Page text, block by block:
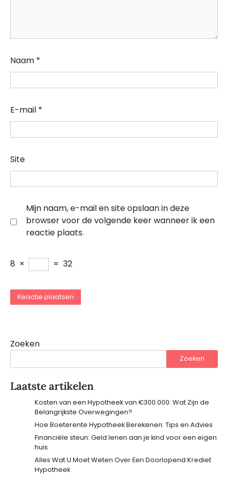
Naam *
E-mail *
Site
Mijn naam, e-mail en site opslaan in deze
browser voor de volgende keer wanneer ik een
reactie plaats.
8 × = 32
Zoeken
Zoeken
Laatste artikelen
Kosten van een Hypotheek van €300.000: Wat Zijn de
Belangrijkste Overwegingen?
Hoe Boeterente Hypotheek Berekenen: Tips en Advies
Financiële steun: Geld lenen aan je kind voor een eigen
huis
Alles Wat U Moet Weten Over Een Doorlopend Krediet
Hypotheek